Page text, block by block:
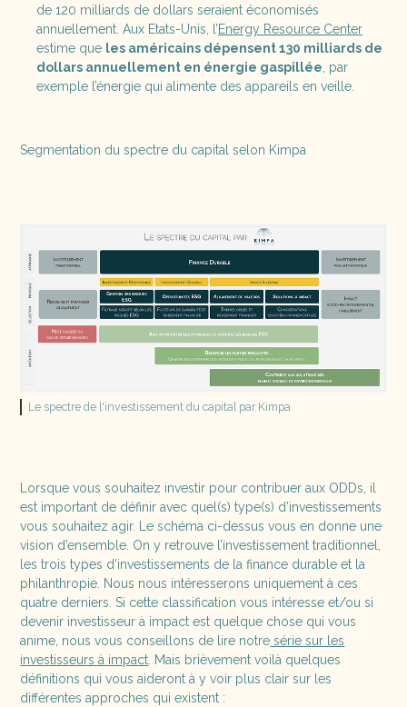
de 120 milliards de dollars seraient économisés
annuellement. Aux Etats-Unis, l’Energy Resource Center
estime que les américains dépensent 130 milliards de
dollars annuellement en énergie gaspillée, par
exemple l’énergie qui alimente des appareils en veille.
Segmentation du spectre du capital selon Kimpa
Le spectre de l'investissement du capital par Kimpa
Lorsque vous souhaitez investir pour contribuer aux ODDs, il
est important de définir avec quel(s) type(s) d’investissements
vous souhaitez agir. Le schéma ci-dessus vous en donne une
vision d’ensemble. On y retrouve l’investissement traditionnel,
les trois types d’investissements de la finance durable et la
philanthropie. Nous nous intéresserons uniquement à ces
quatre derniers. Si cette classification vous intéresse et/ou si
devenir investisseur à impact est quelque chose qui vous
anime, nous vous conseillons de lire notre série sur les
investisseurs à impact . Mais brièvement voilà quelques
définitions qui vous aideront à y voir plus clair sur les
différentes approches qui existent :